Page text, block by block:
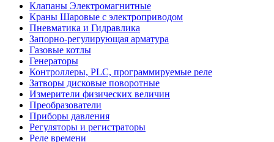
Клапаны Электромагнитные
Краны Шаровые с электроприводом
Пневматика и Гидравлика
Запорно-регулирующая арматура
Газовые котлы
Генераторы
Контроллеры, PLС, программируемые реле
Затворы дисковые поворотные
Измерители физических величин
Преобразователи
Приборы давления
Регуляторы и регистраторы
Реле времени